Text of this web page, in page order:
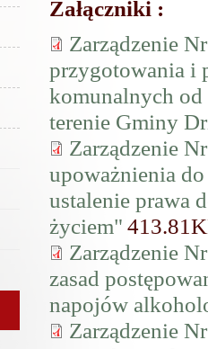
Załączniki :
Zarządzenie
przygotowania i
komunalnych od
terenie Gminy
Zarządzenie
upoważnienia
ustalenie prawa
życiem"
Zarządzenie
zasad
napojów
Zarządzenie